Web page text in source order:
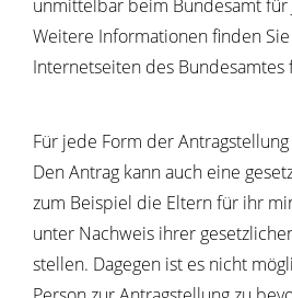
unmittelbar beim Bundesamt für
Weitere Informationen finden
Internetseiten des Bundesamtes
Für jede Form der
Den Antrag kann auch eine
zum Beispiel die Eltern für ihr
unter Nachweis ihrer
stellen. Dagegen ist es nicht